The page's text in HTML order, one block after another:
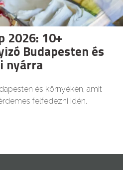
2026: 10+
Budapesten és
nyárra
és környékén, amit
felfedezni idén.